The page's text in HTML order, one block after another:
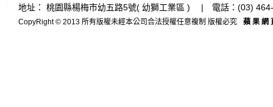
地址： 桃園縣楊梅市幼五路5號( 幼獅工業區 ) | 電話：(03)
CopyRight © 2013 所有版權未經本公司合法授權任意複制 版權必究 蘋果網